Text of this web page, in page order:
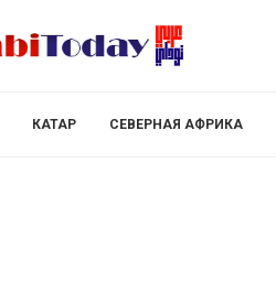
КАТАР СЕВЕРНАЯ АФРИКА